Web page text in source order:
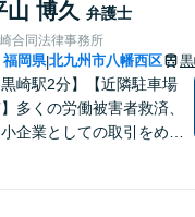
者の皆様にとってより良
決が得られるよう、尽力
ます。お気軽にご相談くだ
い。
山 博久 弁護士
合同法律事務所
福岡県|北九州市八幡西区
黒崎駅2分】【近隣駐車場
多くの労働被害者救済、
企業としての取引をめぐ